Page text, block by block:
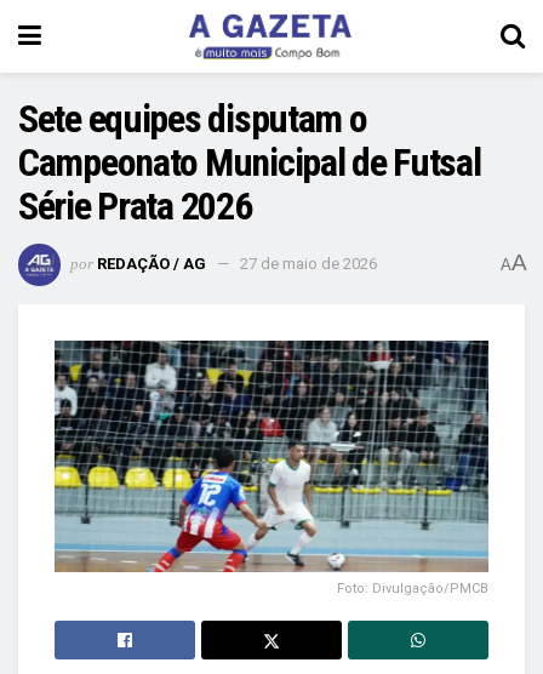
Sete equipes disputam o
Campeonato Municipal de Futsal
Série Prata 2026
por REDAÇÃO / AG 27 de maio de 2026 AA
Foto: Divulgação/PMCB